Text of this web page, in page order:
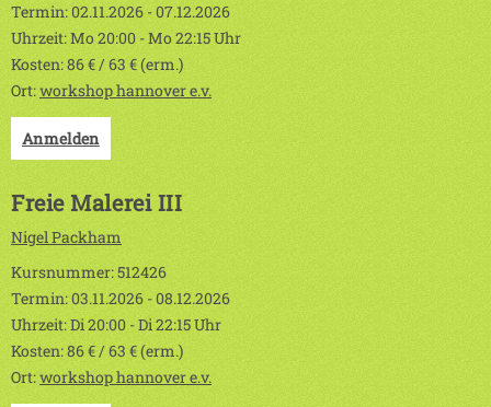
Termin: 02.11.2026 - 07.12.2026
Uhrzeit: Mo 20:00 - Mo 22:15 Uhr
Kosten: 86 € / 63 € (erm.)
Ort:workshop hannover e.v.
Anmelden
Freie Malerei III
Nigel Packham
Kursnummer: 512426
Termin: 03.11.2026 - 08.12.2026
Uhrzeit: Di 20:00 - Di 22:15 Uhr
Kosten: 86 € / 63 € (erm.)
Ort:workshop hannover e.v.